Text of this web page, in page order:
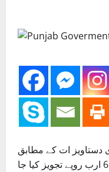
ات کے مطابق
بجٹ کا کل حجم تقریبا 21 کھرب 61 ارب روپے تجویز کیا جا